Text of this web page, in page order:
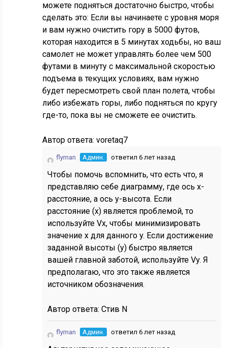
можете подняться достаточно быстро, чтобы
сделать это: Если вы начинаете с уровня моря
и вам нужно очистить гору в 5000 футов,
которая находится в 5 минутах ходьбы, но ваш
самолет не может управлять более чем 500
футами в минуту с максимальной скоростью
подъема в текущих условиях, вам нужно
будет пересмотреть свой план полета, чтобы
либо избежать горы, либо подняться по кругу
где-то, пока вы не сможете ее очистить.
Автор ответа:voretaq7
flyman Админ. ответил 6 лет назад
Чтобы помочь вспомнить, что есть что, я
представляю себе диаграмму, где ось x-
расстояние, а ось y-высота. Если
расстояние (x) является проблемой, то
используйте Vx, чтобы минимизировать
значение x для данного y. Если достижение
заданной высоты (y) быстро является
вашей главной заботой, используйте Vy. Я
предполагаю, что это также является
источником обозначения.
Автор ответа:Стив N
flyman Админ. ответил 6 лет назад